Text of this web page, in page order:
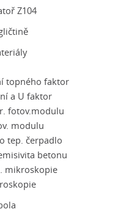
Z104
topného faktor
a U faktor
fotov.modulu
modulu
tep. čerpadlo
betonu
mikroskopie